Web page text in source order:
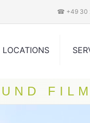
☎ +49 30
LOCATIONS